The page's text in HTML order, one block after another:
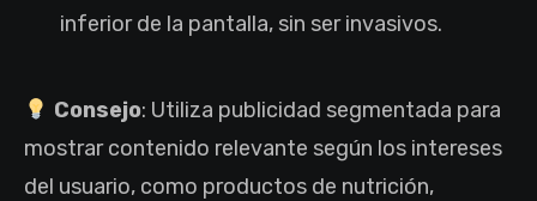
inferior de la pantalla, sin ser invasivos.
Consejo: Utiliza publicidad segmentada para
mostrar contenido relevante según los intereses
del usuario, como productos de nutrición,